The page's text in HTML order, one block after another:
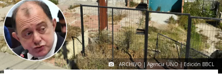
ARCHIVO | Agencia UNO | Edición BBCL